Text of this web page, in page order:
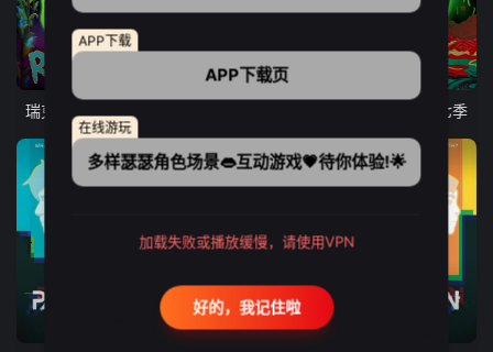
瑞克和莫蒂 第八季
9集全
瑞克和莫蒂 第七季
APP下载
APP下载页
在线游玩
多样瑟瑟角色场景👄互动游戏💗待你体验!🌟
加载失败或播放缓慢，请使用VPN
好的，我记住啦